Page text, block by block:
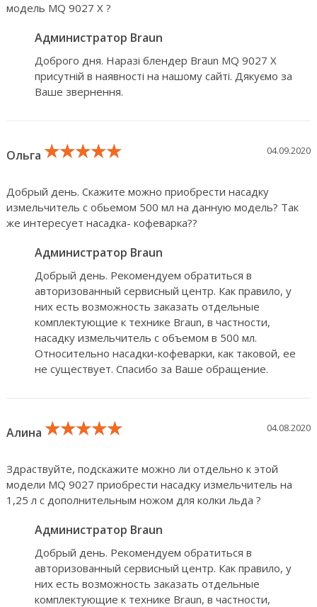
модель MQ 9027 X ?
Администратор Braun
Доброго дня. Наразі блендер Braun MQ 9027 X
присутній в наявності на нашому сайті. Дякуємо за
Ваше звернення.
Ольга ★★★★★
★★★★★
★★★★★ 04.09.2020
Добрый день. Скажите можно приобрести насадку
измельчитель с обьемом 500 мл на данную модель? Так
же интересует насадка- кофеварка??
Администратор Braun
Добрый день. Рекомендуем обратиться в
авторизованный сервисный центр. Как правило, у
них есть возможность заказать отдельные
комплектующие к технике Braun, в частности,
насадку измельчитель с объемом в 500 мл.
Относительно насадки-кофеварки, как таковой, ее
не существует. Спасибо за Ваше обращение.
Алина ★★★★★
★★★★★
★★★★★ 04.08.2020
Здраствуйте, подскажите можно ли отдельно к этой
модели MQ 9027 приобрести насадку измельчитель на
1,25 л с дополнительным ножом для колки льда ?
Администратор Braun
Добрый день. Рекомендуем обратиться в
авторизованный сервисный центр. Как правило, у
них есть возможность заказать отдельные
комплектующие к технике Braun, в частности,